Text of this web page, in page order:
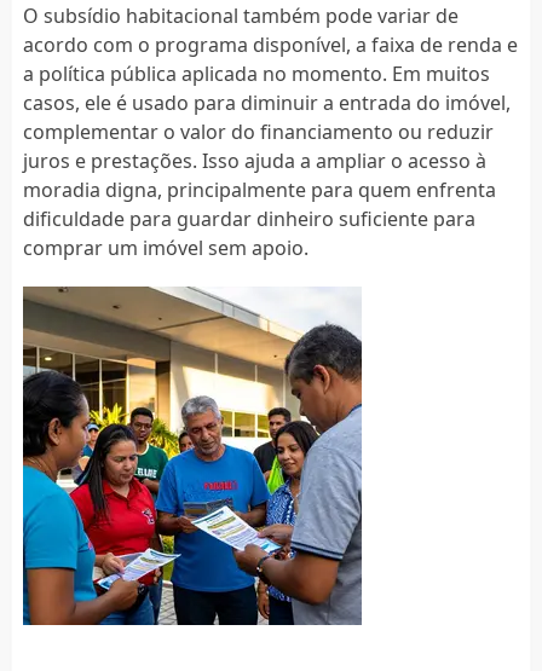
O subsídio habitacional também pode variar de
acordo com o programa disponível, a faixa de renda e
a política pública aplicada no momento. Em muitos
casos, ele é usado para diminuir a entrada do imóvel,
complementar o valor do financiamento ou reduzir
juros e prestações. Isso ajuda a ampliar o acesso à
moradia digna, principalmente para quem enfrenta
dificuldade para guardar dinheiro suficiente para
comprar um imóvel sem apoio.